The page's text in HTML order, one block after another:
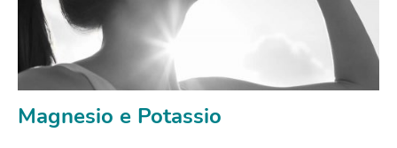
Magnesio e Potassio